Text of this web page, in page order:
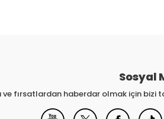
Sosyal
fırsatlardan haberdar olmak için bizi